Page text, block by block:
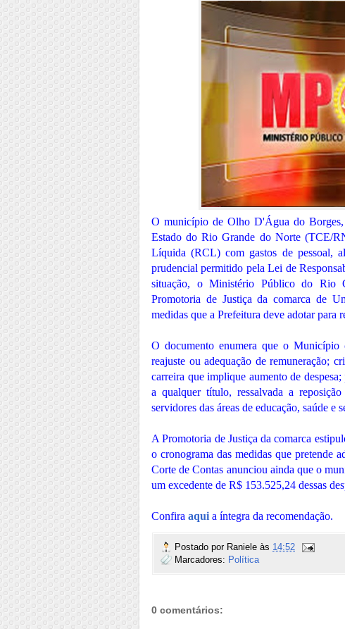
O município de Olho D'Água do
Estado do Rio Grande do Norte (TCE/
Líquida (RCL) com gastos de pessoal,
prudencial permitido pela Lei de
situação, o Ministério Público do Rio
Promotoria de Justiça da comarca de
medidas que a Prefeitura deve adotar para
O documento enumera que o Município
reajuste ou adequação de remuneração;
carreira que implique aumento de
a qualquer título, ressalvada a
servidores das áreas de educação, saúde e
A Promotoria de Justiça da comarca
o cronograma das medidas que pretende
Corte de Contas anunciou ainda que o
um excedente de R$ 153.525,24 dessas
Confira aqui a íntegra da recomendação.
Postado por Raniele às 14:52
Marcadores: Política
0 comentários: